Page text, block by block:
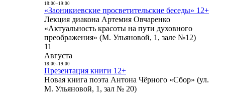
18:00- 19:00
«Заоникиевские просветительские беседы» 12+
Лекция диакона Артемия Овчаренко
«Актуальность красоты на пути духовного
преображения» (М. Ульяновой, 1, зале №12)
11
Августа
18:00- 19:00
Презентация книги 12+
Новая книга поэта Антона Чёрного «Сбор» (ул.
М. Ульяновой, 1, зал № 20)